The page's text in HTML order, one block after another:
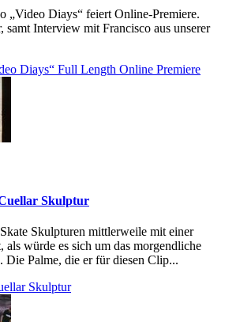
„Video Diays“ feiert Online-Premiere.
samt Interview mit Francisco aus unserer
Diays“ Full Length Online Premiere
Skulptur
Skulpturen mittlerweile mit einer
als würde es sich um das morgendliche
Die Palme, die er für diesen Clip...
Skulptur